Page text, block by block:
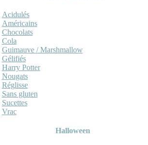
Acidulés
Américains
Chocolats
Cola
Guimauve / Marshmallow
Gélifiés
Harry Potter
Nougats
Réglisse
Sans gluten
Sucettes
Vrac
Halloween